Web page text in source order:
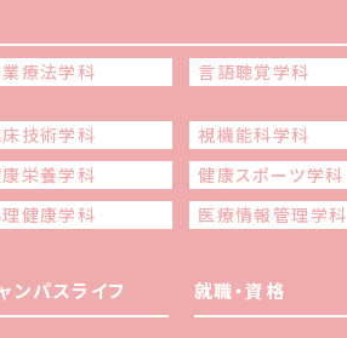
療法学科 言語聴覚学科
技術学科 視機能科学科
栄養学科 健康スポーツ学科
健康学科 医療情報管理学科
ンパスライフ 就職・資格